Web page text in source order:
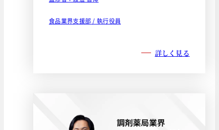
食品業界支援部 / 執行役員
詳しく見る